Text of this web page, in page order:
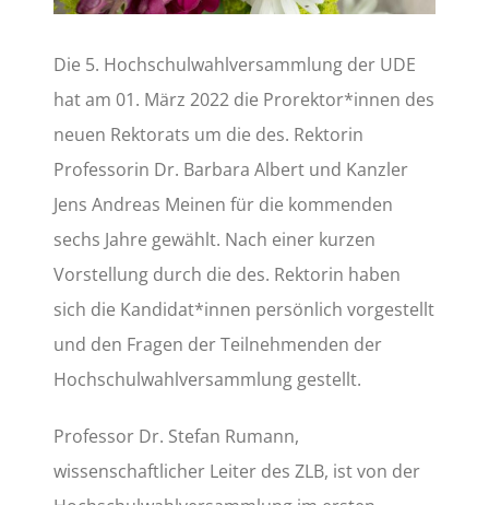
Die 5. Hochschulwahlversammlung der UDE
hat am 01. März 2022 die Prorektor*innen des
neuen Rektorats um die des. Rektorin
Professorin Dr. Barbara Albert und Kanzler
Jens Andreas Meinen für die kommenden
sechs Jahre gewählt. Nach einer kurzen
Vorstellung durch die des. Rektorin haben
sich die Kandidat*innen persönlich vorgestellt
und den Fragen der Teilnehmenden der
Hochschulwahlversammlung gestellt.
Professor Dr. Stefan Rumann,
wissenschaftlicher Leiter des ZLB, ist von der